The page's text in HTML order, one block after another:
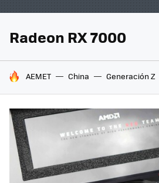
Radeon RX 7000
HOY SE HABLA DE
AEMET China Generación Z